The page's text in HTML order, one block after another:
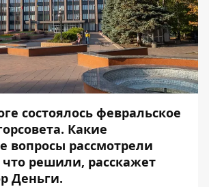
состоялось февральское
Какие
вопросы рассмотрели
решили, расскажет
Деньги.